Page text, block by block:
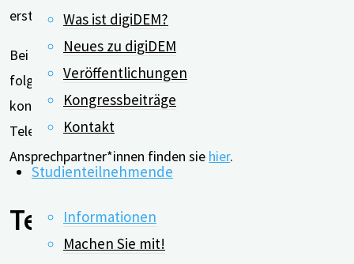
Was ist digiDEM?
Neues zu digiDEM
Veröffentlichungen
Kongressbeiträge
Kontakt
Studienteilnehmende
Informationen
Machen Sie mit!
erstellen.
Bei weiteren Fragen schreiben Sie bitte eine E-Mail an
folgende Adresse: info@digidem-bayern.de oder
kontaktieren Sie das Projektteam telefonisch. Die
Telefonnummern der entsprechenden
Ansprechpartner*innen finden sie hier.
Teilnahme: